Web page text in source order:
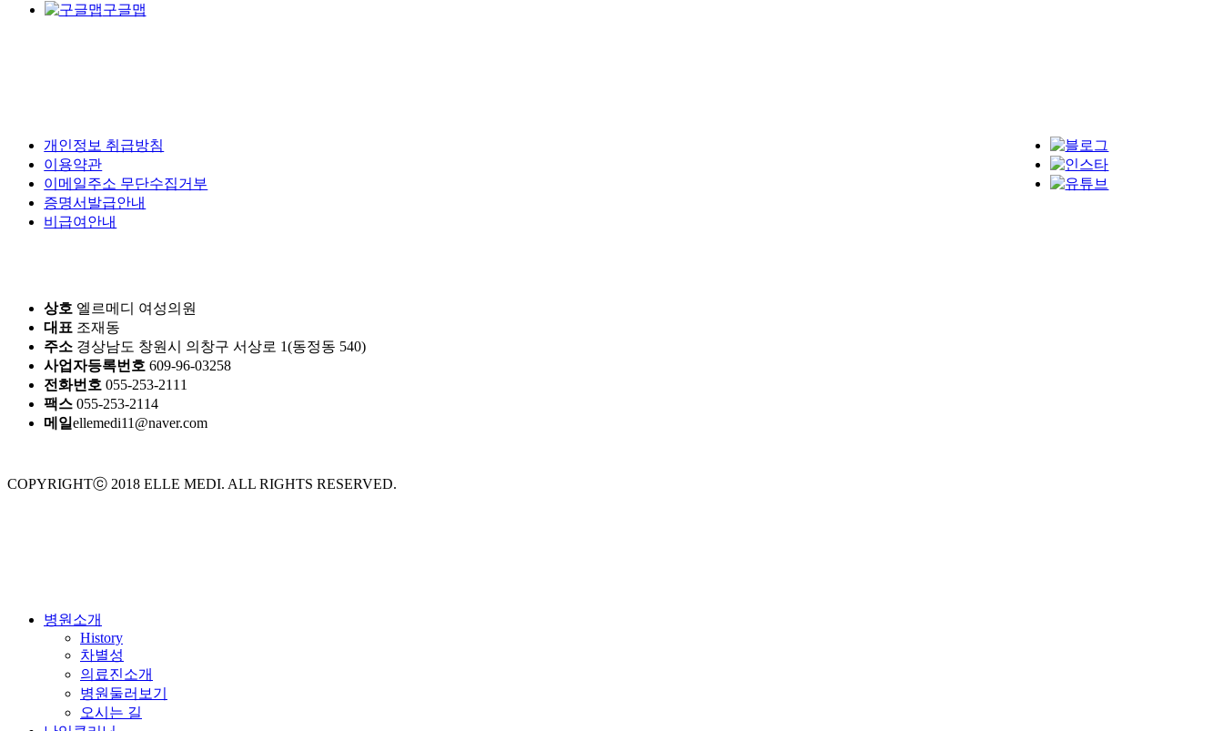
구글맵
개인정보 취급방침
이용약관
이메일주소 무단수집거부
증명서발급안내
비급여안내
상호 엘르메디 여성의원
대표 조재동
주소 경상남도 창원시 의창구 서상로 1(동정동 540)
사업자등록번호 609-96-03258
전화번호 055-253-2111
팩스 055-253-2114
메일ellemedi11@naver.com
COPYRIGHTⓒ 2018 ELLE MEDI. ALL RIGHTS RESERVED.
Close
병원소개
History
차별성
의료진소개
병원둘러보기
오시는 길